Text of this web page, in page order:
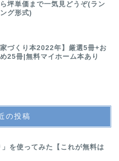
坪単価まで一気見どうぞ(ラン
グ形式)
家づくり本2022年】厳選5冊+お
25冊|無料マイホーム本あり
の投稿
」を使ってみた【これが無料は